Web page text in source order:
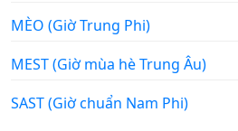
MÈO (Giờ Trung Phi)
MEST (Giờ mùa hè Trung Âu)
SAST (Giờ chuẩn Nam Phi)